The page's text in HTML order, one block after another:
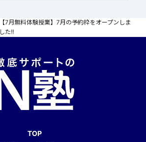
【7月無料体験授業】7月の予約枠をオープンしま
した!!
TOP